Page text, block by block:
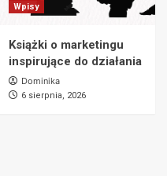
Wpisy
Książki o marketingu
inspirujące do działania
Dominika
6 sierpnia, 2026